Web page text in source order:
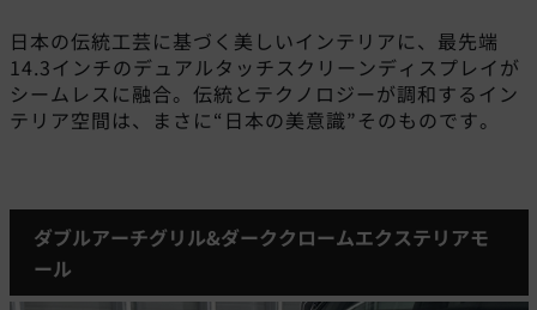
日本の伝統工芸に基づく美しいインテリアに、最先端
14.3インチのデュアルタッチスクリーンディスプレイが
シームレスに融合。伝統とテクノロジーが調和するイン
テリア空間は、まさに“日本の美意識”そのものです。
ダブルアーチグリル&ダーククロームエクステリアモ
ール